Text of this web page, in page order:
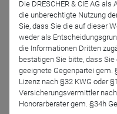
Zurück
Die DRESCHER & CIE AG
die unberechtigte Nutzung
Sie, dass Sie die auf dieser
weder als
die Informationen Dritten
bestätigen Sie bitte, dass
geeignete Gegenpartei gem.
Lizenz nach §32 KWG oder
Versicherungsvermittler
Honorarberater gem. §34h